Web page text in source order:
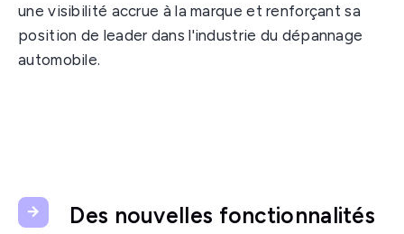
une visibilité accrue à la marque et renforçant sa
position de leader dans l'industrie du dépannage
automobile.
Des nouvelles fonctionnalités